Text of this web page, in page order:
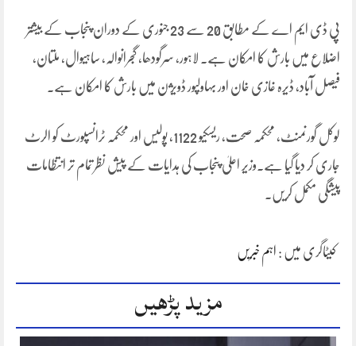
پی ڈی ایم اے کے مطابق 20 سے 23 جنوری کے دوران پنجاب کے بیشتر
اضلاع میں بارش کا امکان ہے۔ لاہور، سرگودھا، گجرانوالہ، ساہیوال، ملتان،
فیصل آباد، ڈیرہ غازی خان اور بہاولپور ڈویژن میں بارش کا امکان ہے۔
لوکل گورنمنٹ، محکمہ صحت، ریسکیو 1122، پولیس اور محکمہ ٹرانسپورٹ کو الرٹ
جاری کر دیا گیا ہے۔وزیر اعلیٰ پنجاب کی ہدایات کے پیش نظر تمام تر انتظامات
پیشگی مکمل کریں۔
کیٹاگری میں : اہم خبریں
مزید پڑھیں